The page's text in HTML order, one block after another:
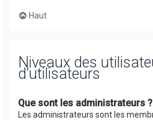
Haut
Niveaux des
d’utilisateurs
Que sont les administrateurs ?
Les administrateurs sont les